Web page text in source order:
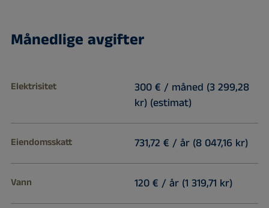
Månedlige avgifter
Elektrisitet
300 € / måned (3 299,28
kr) (estimat)
Eiendomsskatt 731,72 € / år (8 047,16 kr)
Vann 120 € / år (1 319,71 kr)